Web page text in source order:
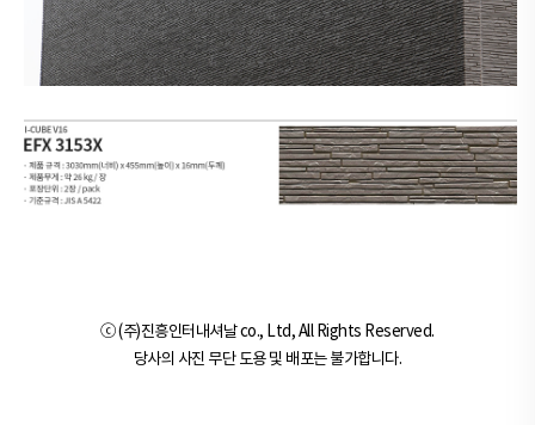
ⓒ (주)진흥인터내셔날 co., Ltd, All Rights Reserved.
당사의 사진 무단 도용 및 배포는 불가합니다.